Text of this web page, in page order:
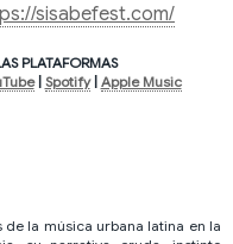
sisabefest.com/
PLATAFORMAS
| Spotify| Apple Music
de la música urbana latina en la